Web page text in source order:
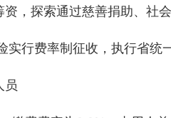
资，探索通过慈善捐助、社
行费率制征收，执行省统